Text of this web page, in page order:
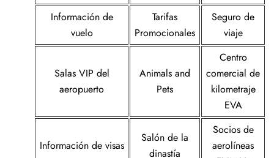
Información de
vuelo
Tarifas
Promocionales
Seguro de
viaje
Salas VIP del
aeropuerto
Animals and
Pets
Centro
comercial de
kilometraje
EVA
Información de visas
Salón de la
dinastía
Socios de
aerolíneas